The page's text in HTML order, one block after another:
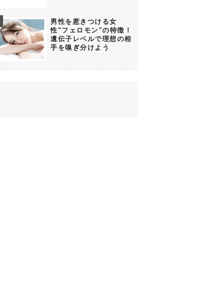
男性を惹きつける女
性"フェロモン"の特徴！
遺伝子レベルで理想の相
手を嗅ぎ分けよう